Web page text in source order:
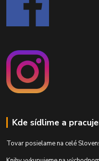
Kde sídlime a
Tovar posielame na celé